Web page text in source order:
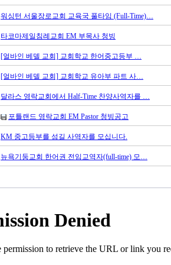
워싱턴 서울장로교회 교육국 풀타임 (Full-Time)…
타코마제일침례교회 EM 부목사 청빙
[얼바인 베델 교회] 교회학교 한어중고등부 …
[얼바인 베델 교회] 교회학교 유아부 파트 사…
달라스 영락교회에서 Half-Time 찬양사역자를 …
포틀랜드 영락교회 EM Pastor 청빙공고
KM 중고등부를 섬길 사역자를 모십니다.
뉴욕기둥교회 한어권 전임교역자(full-time) 모…